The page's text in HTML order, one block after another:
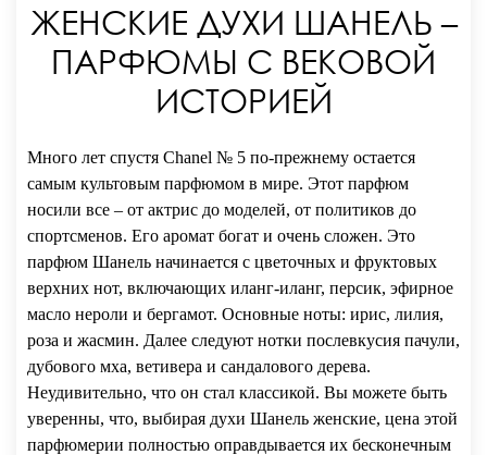
ЖЕНСКИЕ ДУХИ ШАНЕЛЬ –
ПАРФЮМЫ С ВЕКОВОЙ
ИСТОРИЕЙ
Много лет спустя Chanel № 5 по-прежнему остается
самым культовым парфюмом в мире. Этот парфюм
носили все – от актрис до моделей, от политиков до
спортсменов. Его аромат богат и очень сложен. Это
парфюм Шанель начинается с цветочных и фруктовых
верхних нот, включающих иланг-иланг, персик, эфирное
масло нероли и бергамот. Основные ноты: ирис, лилия,
роза и жасмин. Далее следуют нотки послевкусия пачули,
дубового мха, ветивера и сандалового дерева.
Неудивительно, что он стал классикой. Вы можете быть
уверенны, что, выбирая духи Шанель женские, цена этой
парфюмерии полностью оправдывается их бесконечным